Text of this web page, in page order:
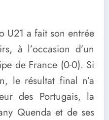
U21 a fait son entrée
à l’occasion d’un
de France (0-0). Si
le résultat final n’a
des Portugais, la
Quenda et de ses